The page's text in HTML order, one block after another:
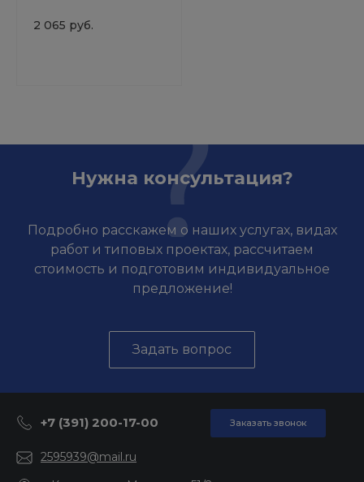
SMART OPEN
2 065 руб.
Нужна консультация?
Подробно расскажем о наших услугах, видах
работ и типовых проектах, рассчитаем
стоимость и подготовим индивидуальное
предложение!
Задать вопрос
+7 (391) 200-17-00 Заказать звонок
2595939@mail.ru